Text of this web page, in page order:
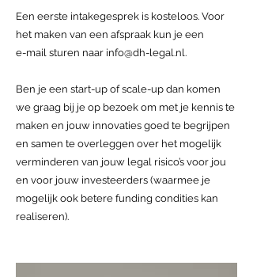
Een eerste intakegesprek is kosteloos. Voor
het maken van een afspraak kun je een
e-mail sturen naar info@dh-legal.nl .
Ben je een start-up of scale-up dan komen
we graag bij je op bezoek om met je kennis te
maken en jouw innovaties goed te begrijpen
en samen te overleggen over het mogelijk
verminderen van jouw legal risico’s voor jou
en voor jouw investeerders (waarmee je
mogelijk ook betere funding condities kan
realiseren).